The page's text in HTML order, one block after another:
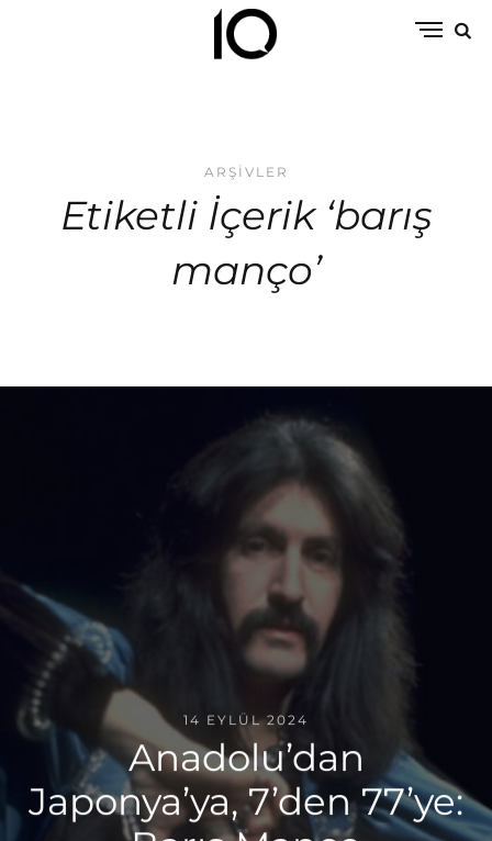
ARŞIVLER
Etiketli İçerik ‘barış
manço’
14 EYLÜL 2024
Anadolu’dan
Japonya’ya, 7’den 77’ye: